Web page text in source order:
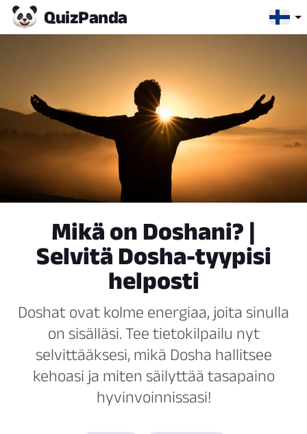
QuizPanda
Mikä on Doshani? |
Selvitä Dosha-tyypisi
helposti
Doshat ovat kolme energiaa, joita sinulla
on sisälläsi. Tee tietokilpailu nyt
selvittääksesi, mikä Dosha hallitsee
kehoasi ja miten säilyttää tasapaino
hyvinvoinnissasi!